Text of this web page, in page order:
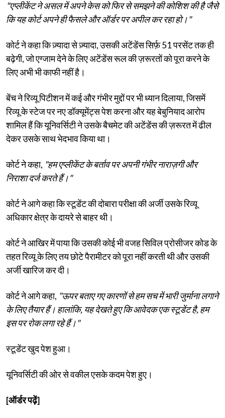
"एप्लीकेंट ने असल में अपने केस को फिर से समझने की कोशिश की है जैसे
कि यह कोर्ट अपने ही फैसले और ऑर्डर पर अपील कर रहा हो।"
कोर्ट ने कहा कि ज़्यादा से ज़्यादा, उसकी अटेंडेंस सिर्फ़ 51 परसेंट तक ही
बढ़ेगी, जो एग्जाम देने के लिए अटेंडेंस रूल की ज़रूरतों को पूरा करने के
लिए अभी भी काफी नहीं है।
बेंच ने रिव्यू पिटीशन में कई और गंभीर मुद्दों पर भी ध्यान दिलाया, जिसमें
रिव्यू के स्टेज पर नए डॉक्यूमेंट्स पेश करना और यह बेबुनियाद आरोप
शामिल हैं कि यूनिवर्सिटी ने उसके बैचमेट की अटेंडेंस की ज़रूरत में ढील
देकर उसके साथ भेदभाव किया था।
कोर्ट ने कहा, "हम एप्लीकेंट के बर्ताव पर अपनी गंभीर नाराज़गी और
निराशा दर्ज करते हैं।"
कोर्ट ने आगे कहा कि स्टूडेंट की दोबारा परीक्षा की अर्जी उसके रिव्यू
अधिकार क्षेत्र के दायरे से बाहर थी।
कोर्ट ने आखिर में पाया कि उसकी कोई भी वजह सिविल प्रोसीजर कोड के
तहत रिव्यू के लिए तय छोटे पैरामीटर को पूरा नहीं करती थी और उसकी
अर्जी खारिज कर दी।
कोर्ट ने आगे कहा, "ऊपर बताए गए कारणों से हम सच में भारी जुर्माना लगाने
के लिए तैयार हैं। हालांकि, यह देखते हुए कि आवेदक एक स्टूडेंट है, हम
इस पर रोक लगा रहे हैं।"
स्टूडेंट खुद पेश हुआ।
यूनिवर्सिटी की ओर से वकील एसके कदम पेश हुए।
[ऑर्डर पढ़ें]